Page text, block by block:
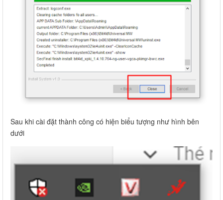
Sau khi cài đặt thành công có hiện biểu tượng như hình bên
dưới